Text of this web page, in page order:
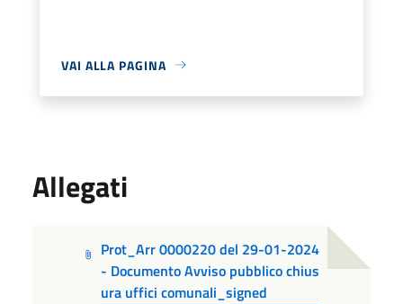
VAI ALLA PAGINA
Allegati
Prot_Arr 0000220 del 29-01-2024
- Documento Avviso pubblico chius
ura uffici comunali_signed